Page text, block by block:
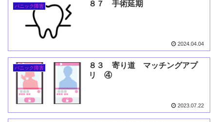
パニック障害 ８７ 手術延期
2024.04.04
パニック障害
８３ 寄り道 マッチングアプ
リ ④
2023.07.22